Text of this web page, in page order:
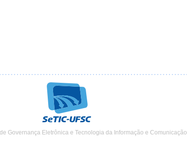
Governança Eletrônica e Tecnologia da Informação e Comunicação